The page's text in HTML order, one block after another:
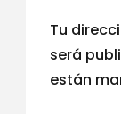
Tu
será
están